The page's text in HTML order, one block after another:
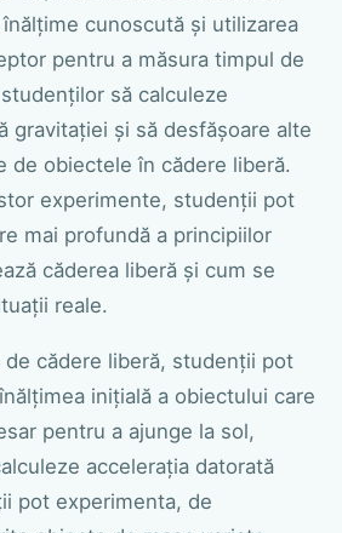
cunoscută și utilizarea
pentru a măsura timpul de
să calculeze
gravitației și să desfășoare alte
de obiectele în cădere liberă.
experimente, studenții pot
mai profundă a principiilor
căderea liberă și cum se
reale.
cădere liberă, studenții pot
inițială a obiectului care
pentru a ajunge la sol,
accelerația datorată
pot experimenta, de